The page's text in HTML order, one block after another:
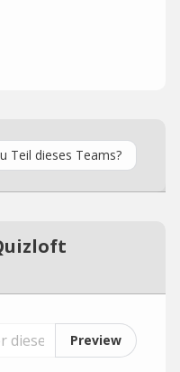
Teil dieses Teams?
Preview